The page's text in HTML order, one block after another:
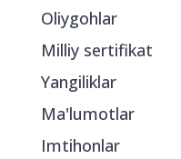
Oliygohlar
Milliy sertifikat
Yangiliklar
Ma'lumotlar
Imtihonlar